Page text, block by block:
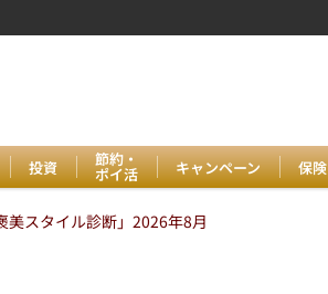
投資 節約・
ポイ活 キャンペーン 保険
美スタイル診断」2026年8月